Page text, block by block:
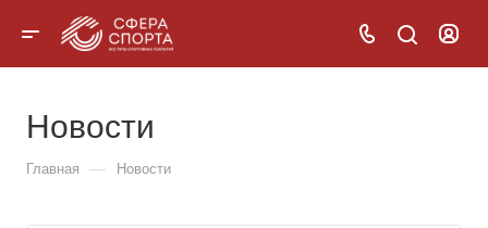
Новости
Главная — Новости